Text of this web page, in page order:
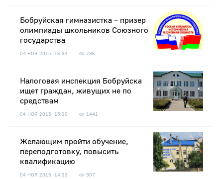
Бобруйская гимназистка – призер
олимпиады школьников Союзного
государства
04 НОЯ 2015, 16:34 796
Налоговая инспекция Бобруйска
ищет граждан, живущих не по
средствам
04 НОЯ 2015, 15:30 1441
Желающим пройти обучение,
переподготовку, повысить
квалификацию
04 НОЯ 2015, 14:33 907